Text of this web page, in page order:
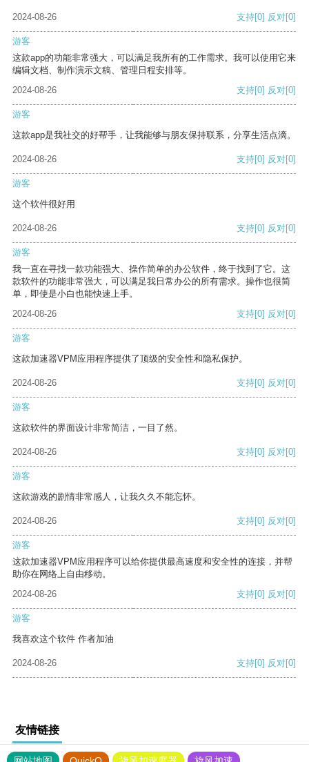
2024-08-26 支持[0] 反对[0]
游客
这款app的功能非常强大，可以满足我所有的工作需求。我可以使用它来
编辑文档、制作演示文稿、管理日程安排等。
2024-08-26
支持[0] 反对[0]
游客
这款app是我社交的好帮手，让我能够与朋友保持联系，分享生活点滴。
2024-08-26 支持[0] 反对[0]
游客
这个软件很好用
2024-08-26 支持[0] 反对[0]
游客
我一直在寻找一款功能强大、操作简单的办公软件，终于找到了它。这
款软件的功能非常强大，可以满足我日常办公的所有需求。操作也很简
单，即使是小白也能快速上手。
2024-08-26
支持[0] 反对[0]
游客
这款加速器VPM应用程序提供了顶级的安全性和隐私保护。
2024-08-26 支持[0] 反对[0]
游客
这款软件的界面设计非常简洁，一目了然。
2024-08-26 支持[0] 反对[0]
游客
这款游戏的剧情非常感人，让我久久不能忘怀。
2024-08-26 支持[0] 反对[0]
游客
这款加速器VPM应用程序可以给你提供最高速度和安全性的连接，并帮
助你在网络上自由移动。
2024-08-26
支持[0] 反对[0]
游客
我喜欢这个软件 作者加油
2024-08-26 支持[0] 反对[0]
友情链接